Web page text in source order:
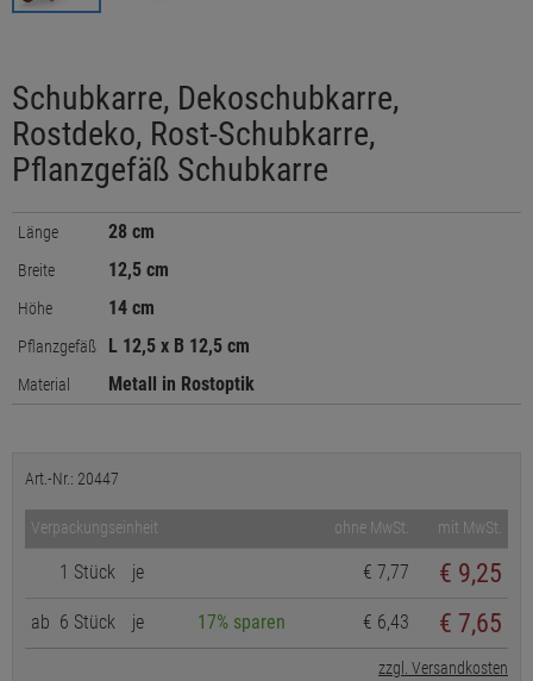
Schubkarre, Dekoschubkarre,
Rostdeko, Rost-Schubkarre,
Pflanzgefäß Schubkarre
Länge 28 cm
Breite 12,5 cm
Höhe 14 cm
Pflanzgefäß L 12,5 x B 12,5 cm
Material Metall in Rostoptik
Art.-Nr.: 20447
Verpackungseinheit ohne MwSt. mit MwSt.
1 Stück je € 7,77 € 9,25
ab 6 Stück je 17% sparen € 6,43 € 7,65
zzgl. Versandkosten